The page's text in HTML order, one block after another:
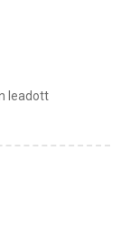
leadott